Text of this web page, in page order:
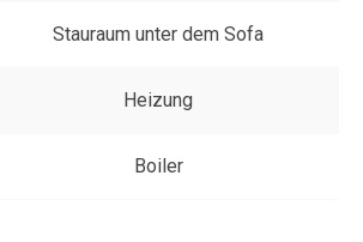
Stauraum unter dem Sofa
Heizung
Boiler